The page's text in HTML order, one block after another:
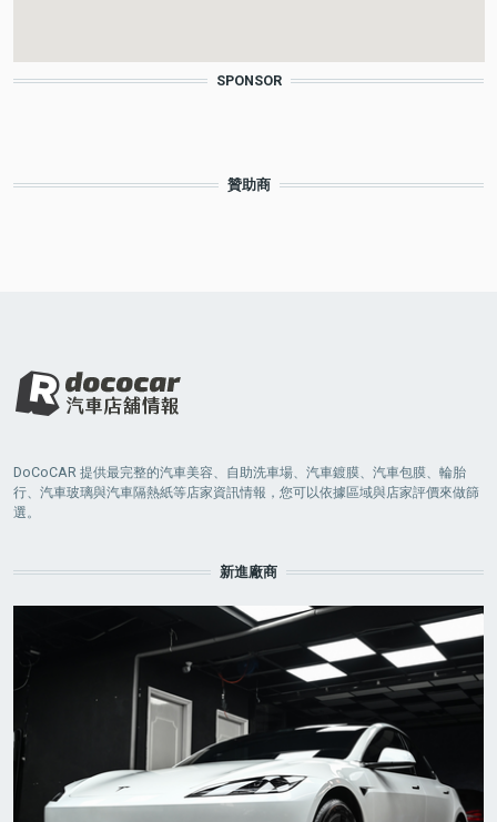
SPONSOR
贊助商
DoCoCAR 提供最完整的汽車美容、自助洗車場、汽車鍍膜、汽車包膜、輪胎
行、汽車玻璃與汽車隔熱紙等店家資訊情報，您可以依據區域與店家評價來做篩
選。
新進廠商